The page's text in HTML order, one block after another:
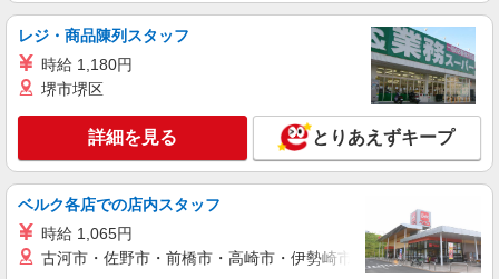
株式会社kotrio /●SI-H-2024108
高収入を目指したい方必見！未経験でも日収
時給1600円〜2250円 ＜日払い有/週払い有/交
通費全支給(ガソリン代含む)＞
鶴ヶ島市
派遣社員
レジ・商品陳列スタッフ
時給 1,180円
堺市堺区
詳細を見る とりあえずキープ
ベルク各店での店内スタッフ
時給 1,065円
古河市・佐野市・前橋市・高崎市・伊勢崎市・太田市・館林市